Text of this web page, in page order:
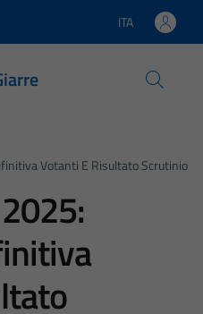
Lingua attiva:
ITA
Votanti E Risultato Scrutinio